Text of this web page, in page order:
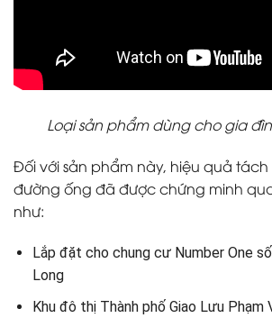
Loại sản phẩm dùng cho gia
Đối với sản phẩm này, hiệu quả
đường ống đã được chứng minh
như:
Lắp đặt cho chung cư Number One
Long
Khu đô thị Thành phố Giao Lưu Phạm